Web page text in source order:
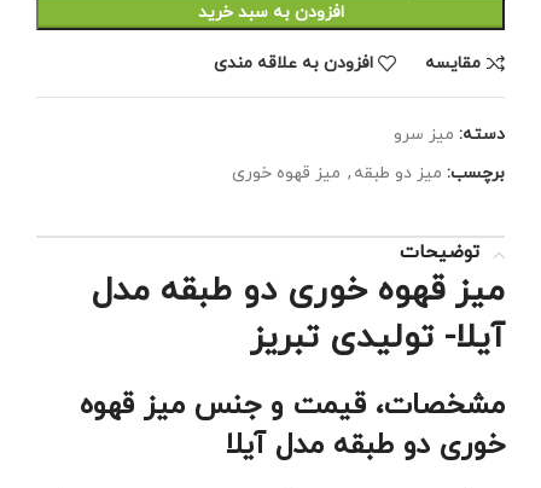
افزودن به سبد خرید
مقايسه افزودن به علاقه مندی
دسته: میز سرو
برچسب: میز دو طبقه , میز قهوه خوری
توضیحات
میز قهوه خوری دو طبقه مدل
آیلا- تولیدی تبریز
مشخصات، قیمت و جنس میز قهوه
خوری دو طبقه مدل آیلا